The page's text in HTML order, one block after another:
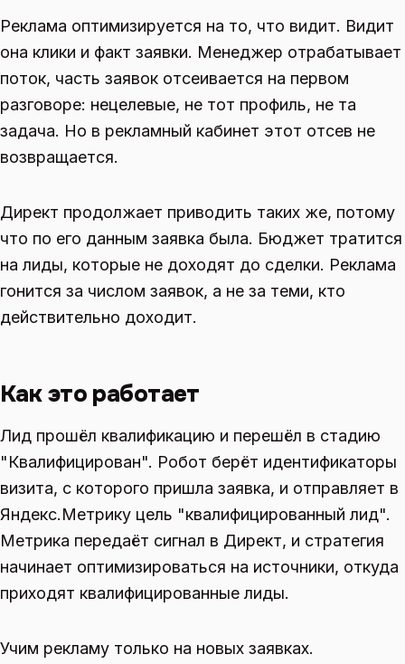
Реклама оптимизируется на то, что видит. Видит
она клики и факт заявки. Менеджер отрабатывает
поток, часть заявок отсеивается на первом
разговоре: нецелевые, не тот профиль, не та
задача. Но в рекламный кабинет этот отсев не
возвращается.
Директ продолжает приводить таких же, потому
что по его данным заявка была. Бюджет тратится
на лиды, которые не доходят до сделки. Реклама
гонится за числом заявок, а не за теми, кто
действительно доходит.
Как это работает
Лид прошёл квалификацию и перешёл в стадию
"Квалифицирован". Робот берёт идентификаторы
визита, с которого пришла заявка, и отправляет в
Яндекс.Метрику цель "квалифицированный лид".
Метрика передаёт сигнал в Директ, и стратегия
начинает оптимизироваться на источники, откуда
приходят квалифицированные лиды.
Учим рекламу только на новых заявках.